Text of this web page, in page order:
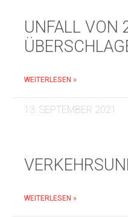
UNFALL VON
WEITERLESEN »
13. SEPTEMBER 2021
WEITERLESEN »